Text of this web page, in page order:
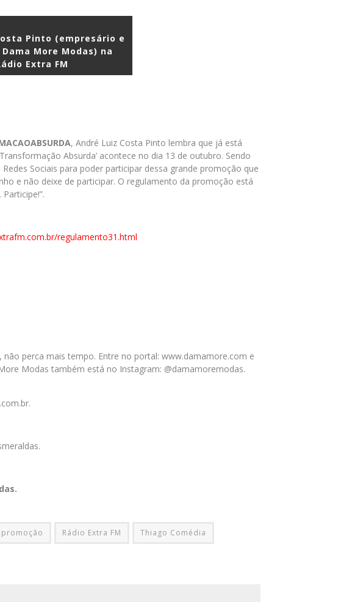
Pinto (empresário e
More Modas) na
Extra FM
, André Luiz Costa Pinto lembra que já está
Absurda’ acontece no dia 13 de outubro. Sendo
Sociais para poder participar dessa grande promoção que
e não deixe de participar. O regulamento da promoção está
regulamento31.html
perca mais tempo. Entre no portal: www.damamore.com e
Modas também está no Instagram: @damamoremodas.
promoção Rádio Extra FM Thiago Comédia